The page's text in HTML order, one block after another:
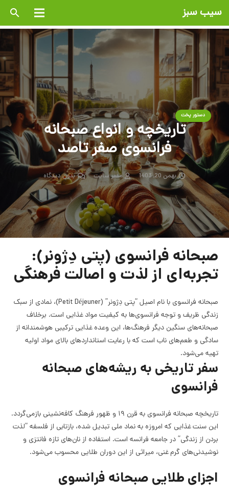
سیب سبز search
دستور پخت
تاریخچه و انواع صبحانه
فرانسوی صفر تاصد
بهمن 20, 1403 مدیر سایت بدون دیدگاه
صبحانه فرانسوی (پتی دِژونر):
تجربه‌ای از لذت و اصالت فرهنگی
صبحانه فرانسوی با نام اصیل “پتی دِژونر” (Petit Déjeuner)، نمادی از سبک
زندگی ظریف و توجه فرانسوی‌ها به کیفیت مواد غذایی است. برخلاف
صبحانه‌های سنگین دیگر فرهنگ‌ها، این وعده غذایی ترکیبی هوشمندانه از
سادگی و طعم‌های ناب است که با رعایت استانداردهای بالای مواد اولیه
تهیه می‌شود.
سفر تاریخی به ریشه‌های صبحانه
فرانسوی
تاریخچه صبحانه فرانسوی به قرن ۱۹ و ظهور فرهنگ کافه‌نشینی بازمی‌گردد.
این سنت غذایی که امروزه به نماد ملی تبدیل شده، بازتابی از فلسفه “لذت
بردن از زندگی” در جامعه فرانسه است. استفاده از نان‌های تازه فانتزی و
نوشیدنی‌های گرم غنی، میراثی از این دوران طلایی محسوب می‌شود.
اجزای طلایی صبحانه فرانسوی